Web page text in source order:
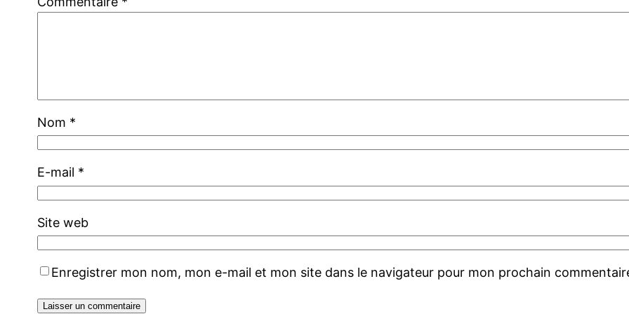
Nom *
E-mail *
Site web
Enregistrer mon nom, mon e-mail et mon site dans le navigateur pour mon prochain